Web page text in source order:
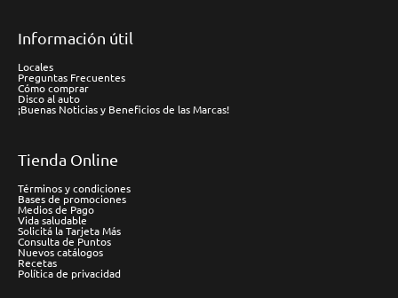
Información útil
Locales
Preguntas Frecuentes
Cómo comprar
Disco al auto
¡Buenas Noticias y Beneficios de las Marcas!
Tienda Online
Términos y condiciones
Bases de promociones
Medios de Pago
Vida saludable
Solicitá la Tarjeta Más
Consulta de Puntos
Nuevos catálogos
Recetas
Política de privacidad